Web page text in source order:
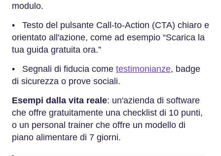
modulo.
• Testo del pulsante Call-to-Action (CTA) chiaro e
orientato all'azione, come ad esempio “Scarica la
tua guida gratuita ora.”
• Segnali di fiducia come testimonianze, badge
di sicurezza o prove sociali.
Esempi dalla vita reale: un'azienda di software
che offre gratuitamente una checklist di 10 punti,
o un personal trainer che offre un modello di
piano alimentare di 7 giorni.